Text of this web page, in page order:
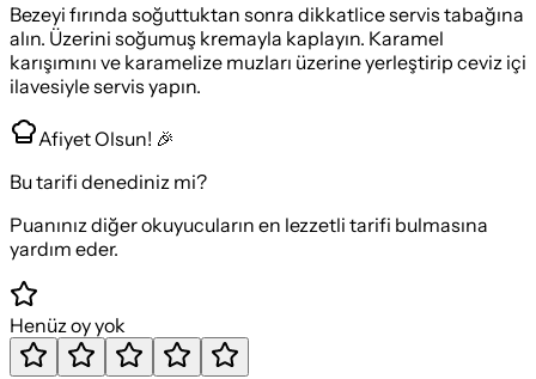
Bezeyi fırında soğuttuktan sonra dikkatlice servis tabağına
alın. Üzerini soğumuş kremayla kaplayın. Karamel
karışımını ve karamelize muzları üzerine yerleştirip ceviz içi
ilavesiyle servis yapın.
Afiyet Olsun! 🎉
Bu tarifi denediniz mi?
Puanınız diğer okuyucuların en lezzetli tarifi bulmasına
yardım eder.
Henüz oy yok